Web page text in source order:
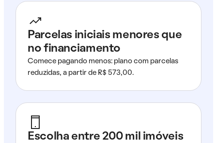
Parcelas iniciais menores que
no financiamento
Comece pagando menos: plano com parcelas
reduzidas, a partir de R$ 573,00.
Escolha entre 200 mil imóveis